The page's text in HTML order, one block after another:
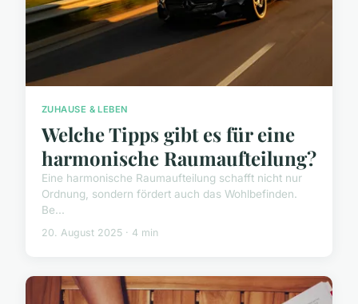
ZUHAUSE & LEBEN
Welche Tipps gibt es für eine
harmonische Raumaufteilung?
Eine harmonische Raumaufteilung schafft nicht nur
Ordnung, sondern fördert auch das Wohlbefinden.
Be...
20. August 2025 · 4 min